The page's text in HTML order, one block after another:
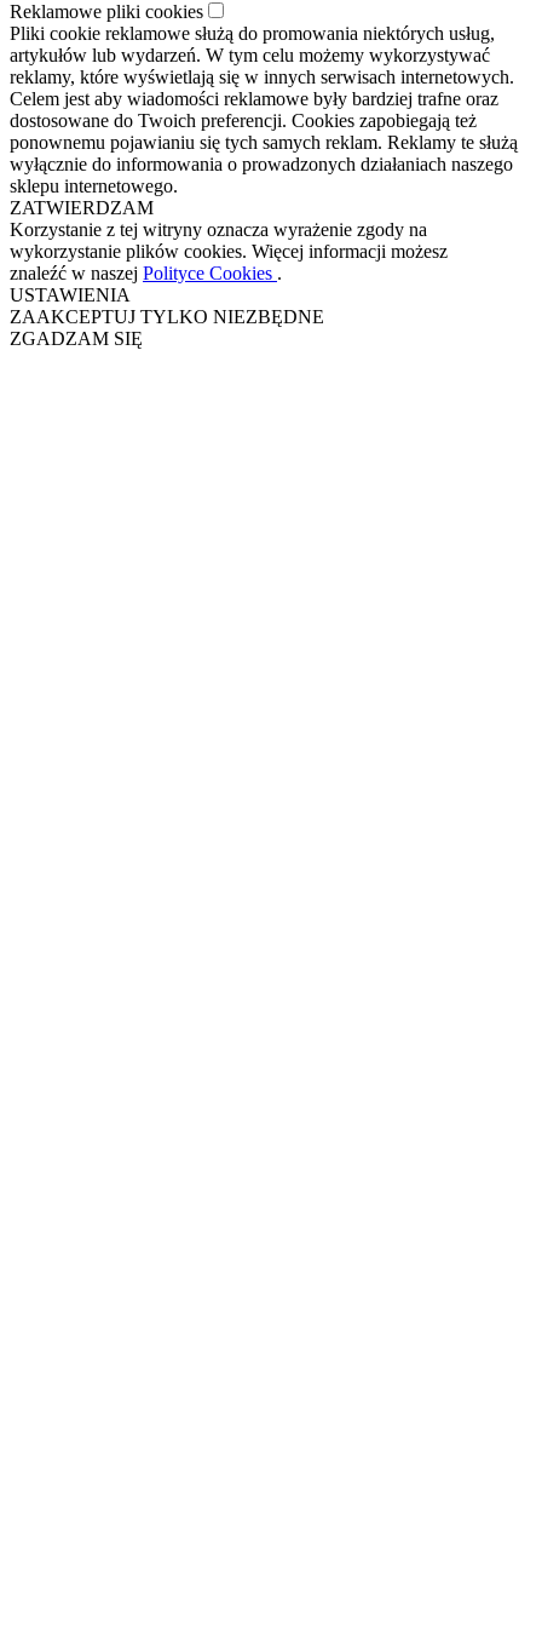
Reklamowe pliki cookies
Pliki cookie reklamowe służą do promowania niektórych usług,
artykułów lub wydarzeń. W tym celu możemy wykorzystywać
reklamy, które wyświetlają się w innych serwisach internetowych.
Celem jest aby wiadomości reklamowe były bardziej trafne oraz
dostosowane do Twoich preferencji. Cookies zapobiegają też
ponownemu pojawianiu się tych samych reklam. Reklamy te służą
wyłącznie do informowania o prowadzonych działaniach naszego
sklepu internetowego.
ZATWIERDZAM
Korzystanie z tej witryny oznacza wyrażenie zgody na
wykorzystanie plików cookies. Więcej informacji możesz
znaleźć w naszej Polityce Cookies .
USTAWIENIA
ZAAKCEPTUJ TYLKO NIEZBĘDNE
ZGADZAM SIĘ